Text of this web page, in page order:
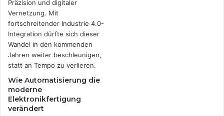
Wie Automatisierung die
moderne
Elektronikfertigung
verändert